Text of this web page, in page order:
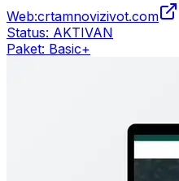
Web:crtamnovizivot.com
Status: AKTIVAN
Paket: Basic+